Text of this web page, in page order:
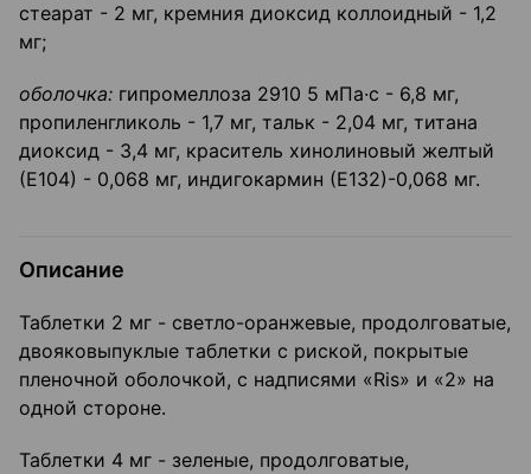
стеарат - 2 мг, кремния диоксид коллоидный - 1,2
мг;
оболочка: гипромеллоза 2910 5 мПа·c - 6,8 мг,
пропиленгликоль - 1,7 мг, тальк - 2,04 мг, титана
диоксид - 3,4 мг, краситель хинолиновый желтый
(Е104) - 0,068 мг, индигокармин (Е132)-0,068 мг.
Описание
Таблетки 2 мг - светло-оранжевые, продолговатые,
двояковыпуклые таблетки с риской, покрытые
пленочной оболочкой, с надписями «Ris» и «2» на
одной стороне.
Таблетки 4 мг - зеленые, продолговатые,